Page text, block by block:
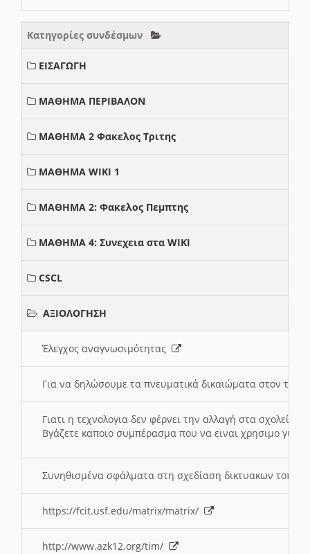
Κατηγορίες συνδέσμων
ΕΙΣΑΓΩΓΗ
ΜΑΘΗΜΑ ΠΕΡΙΒΑΛΟΝ
ΜΑΘΗΜΑ 2 Φακελος Τριτης
ΜΑΘΗΜΑ WIKI 1
ΜΑΘΗΜΑ 2: Φακελος Πεμπτης
ΜΑΘΗΜΑ 4: Συνεχεια στα WIKI
CSCL
ΑΞΙΟΛΟΓΗΣΗ
Έλεγχος αναγνωσιμότητας
Για να δηλώσουμε τα πνευματικά δικαιώματα στον
Γιατι η τεχνολογια δεν φέρνει την αλλαγή στα σχολεία;
Βγάζετε καποιο συμπέρασμα που να ειναι χρησιμο για
Συνηθισμένα σφάλματα στη σχεδίαση δικτυακων
https://fcit.usf.edu/matrix/matrix/
http://www.azk12.org/tim/